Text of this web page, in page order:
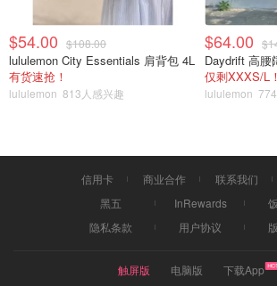
买新的是因为旧的用到过期了。。。哑
计非常贴心，小盒子带镜子，非常方便又
需要眉粉可冲这盒✅
$54.00 $108.00
lululemon City Essentials 肩背包 4L
有货速抢！
lululemon 813人感兴趣
$64.00
Daydrift 高腰
仅剩XXXS/L
lululemon
信用卡 商业合作 联系我们
黑五
InRewards
隐私条款
用户协议
触屏版 电脑版 下载App